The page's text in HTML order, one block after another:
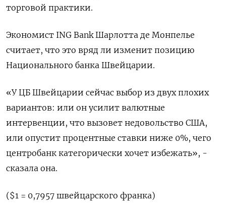
торговой практики.
Экономист ING Bank Шарлотта де Монпелье
считает, что это вряд ли изменит позицию
Национального банка Швейцарии.
«У ЦБ Швейцарии сейчас выбор из двух плохих
вариантов: или он усилит валютные
интервенции, что вызовет недовольство США,
или опустит процентные ставки ниже 0%, чего
центробанк категорически хочет избежать», -
сказала она.
($1 = 0,7957 швейцарского франка)